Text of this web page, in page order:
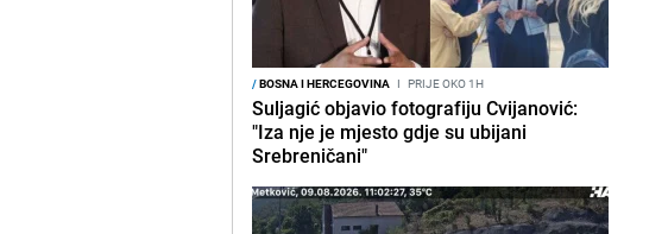
/BOSNA I HERCEGOVINA I PRIJE OKO 1H
Suljagić objavio fotografiju Cvijanović:
"Iza nje je mjesto gdje su ubijani
Srebreničani"